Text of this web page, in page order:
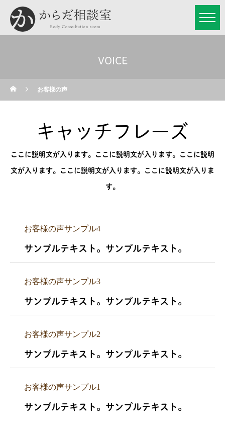
VOICE
お客様の声
キャッチフレーズ
ここに説明文が入ります。ここに説明文が入ります。ここに説明
文が入ります。ここに説明文が入ります。ここに説明文が入りま
す。
お客様の声サンプル4
サンプルテキスト。サンプルテキスト。
お客様の声サンプル3
サンプルテキスト。サンプルテキスト。
お客様の声サンプル2
サンプルテキスト。サンプルテキスト。
お客様の声サンプル1
サンプルテキスト。サンプルテキスト。